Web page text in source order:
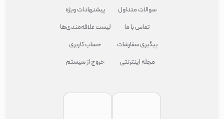
سوالات متداول
تماس با ما
پیگیری سفارشات
مجله اینترنتی
پیشنهادات ویژه
لیست علاقه‌مندی‌ها
حساب کاربری
خروج از سیستم